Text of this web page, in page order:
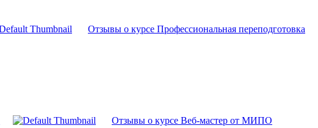
Отзывы о курсе Профессиональная переподготовка
Отзывы о курсе Веб-мастер от МИПО